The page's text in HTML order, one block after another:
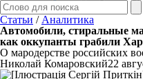
Статьи / Аналитика
Автомобили, стиральные
как оккупанты грабили
О мародерстве российских
Николай Комаровский22